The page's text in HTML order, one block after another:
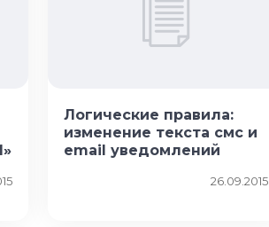
Логические правила:
изменение текста смс и
email уведомлений
26.09.2015